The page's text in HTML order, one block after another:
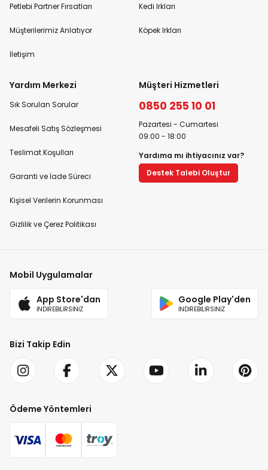
Petlebi Partner Fırsatları
Müşterilerimiz Anlatıyor
İletişim
Kedi Irkları
Köpek Irkları
Yardım Merkezi
Sık Sorulan Sorular
Mesafeli Satış Sözleşmesi
Teslimat Koşulları
Garanti ve İade Süreci
Kişisel Verilerin Korunması
Gizlilik ve Çerez Politikası
Müşteri Hizmetleri
0850 255 10 01
Pazartesi - Cumartesi
09:00 - 18:00
Yardıma mı ihtiyacınız var?
Destek Talebi Oluştur
Mobil Uygulamalar
App Store'dan
İNDİREBİLİRSİNİZ
Google Play'den
İNDİREBİLİRSİNİZ
Bizi Takip Edin
Ödeme Yöntemleri